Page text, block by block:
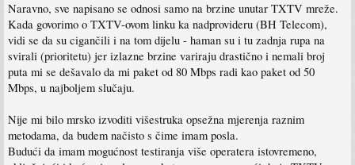
Naravno, sve napisano se odnosi samo na brzine unutar TXTV mreže.
Kada govorimo o TXTV-ovom linku ka nadprovideru (BH Telecom),
vidi se da su cigančili i na tom dijelu - haman su i tu zadnja rupa na
svirali (prioritetu) jer izlazne brzine variraju drastično i nemali broj
puta mi se dešavalo da mi paket od 80 Mbps radi kao paket od 50
Mbps, u najboljem slučaju.
Nije mi bilo mrsko izvoditi višestruka opsežna mjerenja raznim
metodama, da budem načisto s čime imam posla.
Budući da imam mogućnost testiranja više operatera istovremeno,